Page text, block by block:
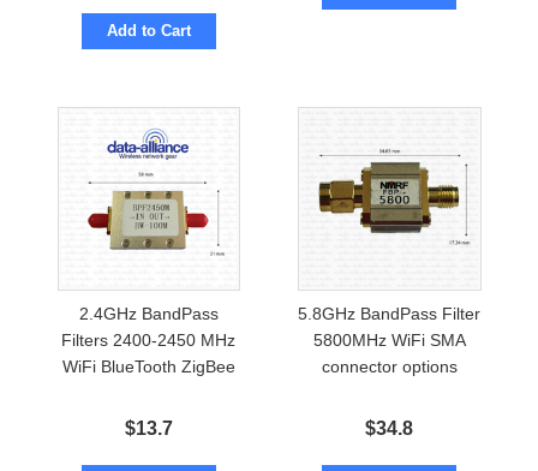
Add to Cart
2.4GHz BandPass
Filters 2400-2450 MHz
WiFi BlueTooth ZigBee
$13.7
5.8GHz BandPass Filter
5800MHz WiFi SMA
connector options
$34.8